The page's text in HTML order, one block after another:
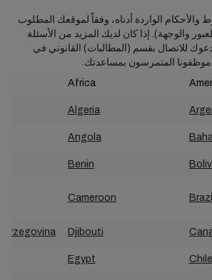
الواردة أدناه، وفقاً لموقعك المطلوب
والوجهة). إذا كان لديك المزيد من الأسئلة
للاتصال بقسم (المطالبات) القانوني في
موظفونا المتمرسون بمساعدتك.
Africa
Algeria
Angola
Benin
Brazil
Cameroon
Djibouti
Chile
Egypt